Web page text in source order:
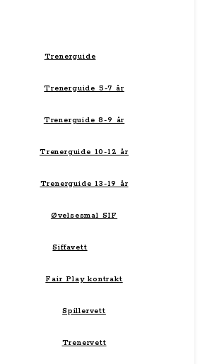
Trenerguide
Trenerguide 5-7 år
Trenerguide 8-9 år
Trenerguide 10-12 år
Trenerguide 13-19 år
Øvelsesmal SIF
Siffavett
Fair Play kontrakt
Spillervett
Trenervett